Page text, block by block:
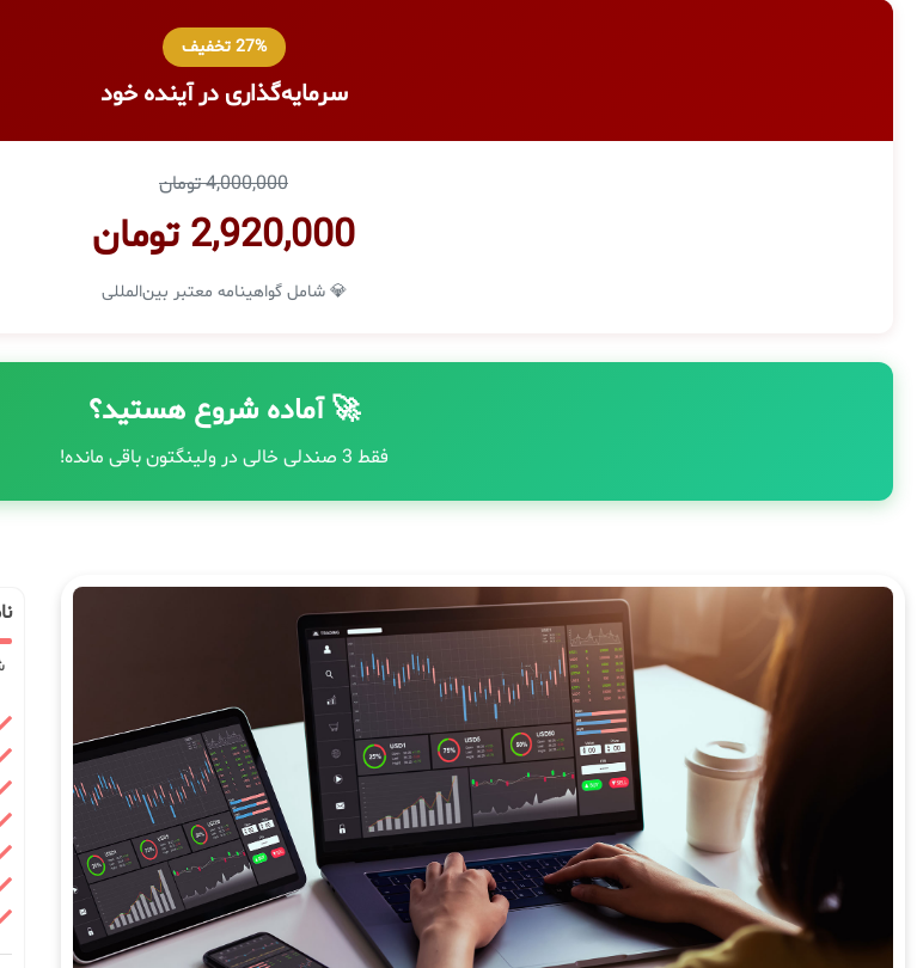
27% تخفیف
سرمایه‌گذاری در آینده خود
4,000,000 تومان
2,920,000 تومان
💎 شامل گواهینامه معتبر بین‌المللی
🚀 آماده شروع هستید؟
فقط 3 صندلی خالی در ولینگتون باقی مانده!